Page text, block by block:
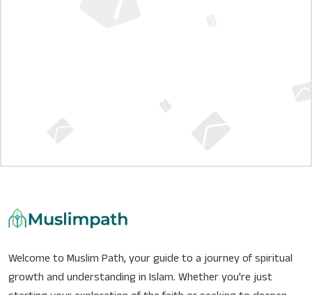
Welcome to Muslim Path, your guide to a journey of spiritual
growth and understanding in Islam. Whether you're just